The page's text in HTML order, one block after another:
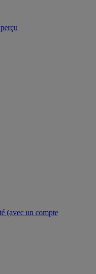
(avec un compte